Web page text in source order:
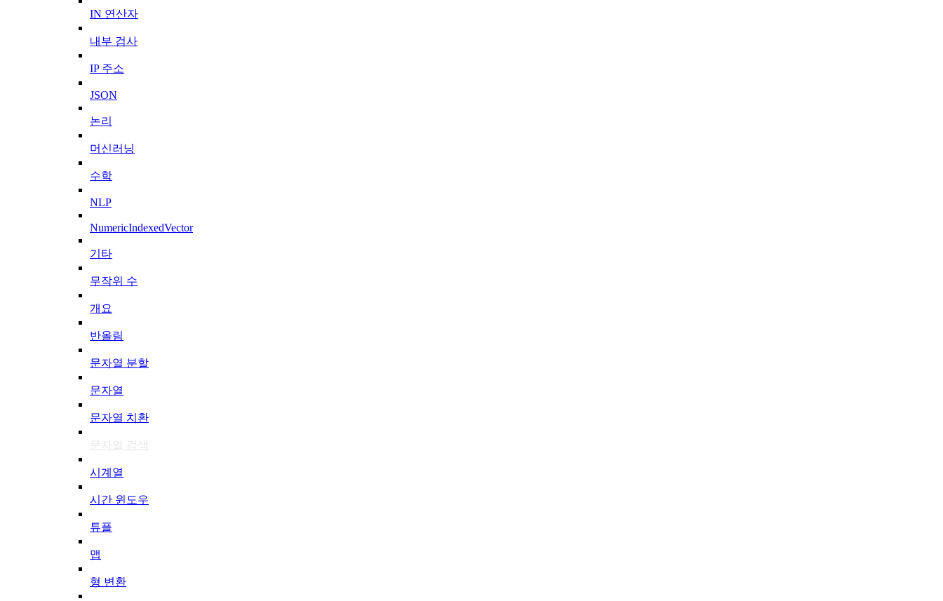
IN 연산자
내부 검사
IP 주소
JSON
논리
머신러닝
수학
NLP
NumericIndexedVector
기타
무작위 수
개요
반올림
문자열 분할
문자열
문자열 치환
문자열 검색
시계열
시간 윈도우
튜플
맵
형 변환